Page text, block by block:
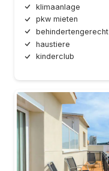
klimaanlage
pkw mieten
behindertengerecht
haustiere
kinderclub